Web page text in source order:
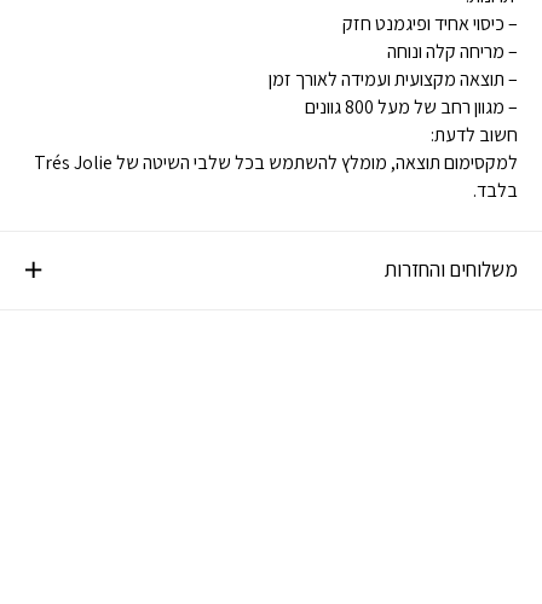
– כיסוי אחיד ופיגמנט חזק
– מריחה קלה ונוחה
– תוצאה מקצועית ועמידה לאורך זמן
– מגוון רחב של מעל 800 גוונים
חשוב לדעת:
למקסימום תוצאה, מומלץ להשתמש בכל שלבי השיטה של Trés Jolie
בלבד.
משלוחים והחזרות